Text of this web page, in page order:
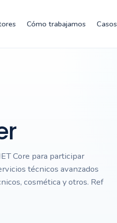
Cómo trabajamos Casos
Core para participar
técnicos avanzados
cosmética y otros. Ref